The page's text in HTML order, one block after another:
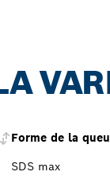
Forme de la
SDS max